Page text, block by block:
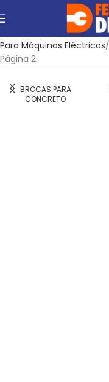
Accesorios
Para Máquinas Eléctricas
Página 2
BROCAS PARA
MADERA